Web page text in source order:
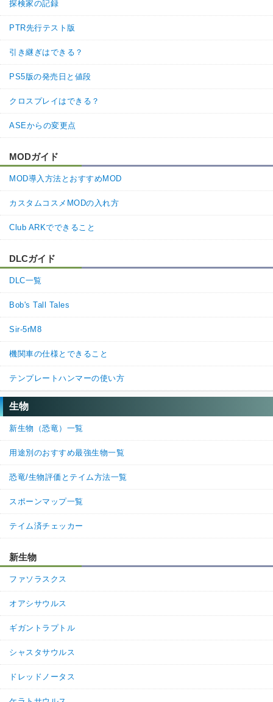
探検家の記録
PTR先行テスト版
引き継ぎはできる？
PS5版の発売日と値段
クロスプレイはできる？
ASEからの変更点
MODガイド
MOD導入方法とおすすめMOD
カスタムコスメMODの入れ方
Club ARKでできること
DLCガイド
DLC一覧
Bob's Tall Tales
Sir-5rM8
機関車の仕様とできること
テンプレートハンマーの使い方
生物
新生物（恐竜）一覧
用途別のおすすめ最強生物一覧
恐竜/生物評価とテイム方法一覧
スポーンマップ一覧
テイム済チェッカー
新生物
ファソラスクス
オアシサウルス
ギガントラプトル
シャスタサウルス
ドレッドノータス